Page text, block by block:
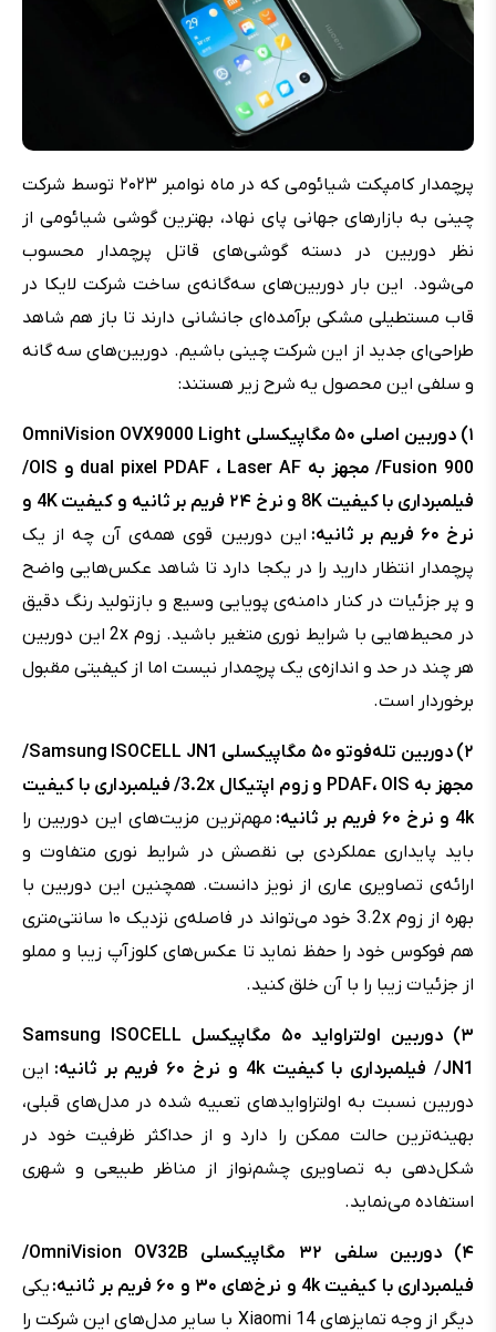
پرچمدار کامپکت شیائومی که در ماه نوامبر ۲۰۲۳ توسط شرکت
چینی به بازارهای جهانی پای نهاد، بهترین گوشی شیائومی از
نظر دوربین در دسته گوشی‌های قاتل پرچمدار محسوب
می‌شود. این بار دوربین‌های سه‌گانه‌ی ساخت شرکت لایکا در
قاب مستطیلی مشکی برآمده‌ای جانشانی دارند تا باز هم شاهد
طراحی‌ای جدید از این شرکت چینی باشیم. دوربین‌های سه گانه
و سلفی این محصول یه شرح زیر هستند:
۱) دوربین اصلی ۵۰ مگاپیکسلی OmniVision OVX9000 Light
Fusion 900/ مجهز به dual pixel PDAF ، Laser AF و OIS/
فیلمبرداری با کیفیت 8K و نرخ ۲۴ فریم بر ثانیه و کیفیت 4K و
نرخ ۶۰ فریم بر ثانیه:
این دوربین قوی همه‌ی آن چه از یک
پرچمدار انتظار دارید را در یکجا دارد تا شاهد عکس‌هایی واضح
و پر جزئیات در کنار دامنه‌ی پویایی وسیع و بازتولید رنگ دقیق
در محیط‌هایی با شرایط نوری متغیر باشید. زوم 2x این دوربین
هر چند در حد و اندازه‌ی یک پرچمدار نیست اما از کیفیتی مقبول
برخوردار است.
۲) دوربین تله‌فوتو ۵۰ مگاپیکسلی Samsung ISOCELL JN1/
مجهز به PDAF، OIS و زوم اپتیکال 3.2x/ فیلمبرداری با کیفیت
4k و نرخ ۶۰ فریم بر ثانیه:
مهم‌ترین مزیت‌های این دوربین را
باید پایداری عملکردی بی نقصش در شرایط نوری متفاوت و
ارائه‌ی تصاویری عاری از نویز دانست. همچنین این دوربین با
بهره از زوم 3.2x خود می‌تواند در فاصله‌ی نزدیک ۱۰ سانتی‌متری
هم فوکوس خود را حفظ نماید تا عکس‌های کلوز‌آپ زیبا و مملو
از جزئیات زیبا را با آن خلق کنید.
۳) دوربین اولتراواید ۵۰ مگاپیکسل Samsung ISOCELL
JN1
/فیلمبرداری با کیفیت 4k و نرخ ۶۰ فریم بر ثانیه:
این
دوربین نسبت به اولتراوایدهای تعبیه شده در مدل‌های قبلی،
بهینه‌ترین حالت ممکن را دارد و از حداکثر ظرفیت خود در
شکل‌دهی به تصاویری چشم‌نواز از مناظر طبیعی و شهری
استفاده می‌نماید.
۴) دوربین سلفی ۳۲ مگاپیکسلی OmniVision OV32B/
فیلمبرداری با کیفیت 4k و نرخ‌های ۳۰ و ۶۰ فریم بر ثانیه:
یکی
دیگر از وجه تمایزهای Xiaomi 14 با سایر مدل‌های این شرکت را